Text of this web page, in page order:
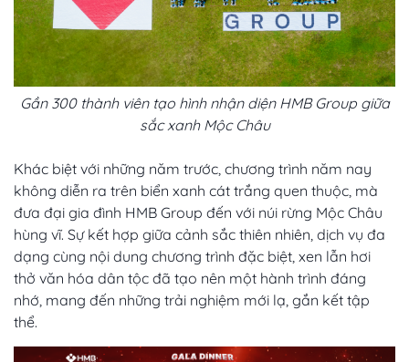
Gần 300 thành viên tạo hình nhận diện HMB Group giữa
sắc xanh Mộc Châu
Khác biệt với những năm trước, chương trình năm nay
không diễn ra trên biển xanh cát trắng quen thuộc, mà
đưa đại gia đình HMB Group đến với núi rừng Mộc Châu
hùng vĩ. Sự kết hợp giữa cảnh sắc thiên nhiên, dịch vụ đa
dạng cùng nội dung chương trình đặc biệt, xen lẫn hơi
thở văn hóa dân tộc đã tạo nên một hành trình đáng
nhớ, mang đến những trải nghiệm mới lạ, gắn kết tập
thể.